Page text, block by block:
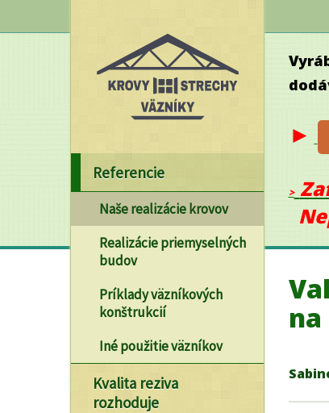
Referencie
Naše realizácie krovov
Realizácie priemyselných
budov
Príklady väzníkových
konštrukcií
Iné použitie väzníkov
Kvalita reziva
rozhoduje
►
>